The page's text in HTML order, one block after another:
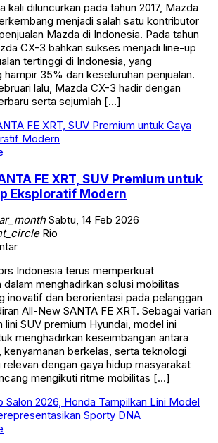
kali diluncurkan pada tahun 2017, Mazda
menjadi salah satu kontributor
Mazda di Indonesia. Pada tahun
CX-3 bahkan sukses menjadi line-up
tertinggi di Indonesia, yang
hampir 35% dari keseluruhan penjualan.
lalu, Mazda CX-3 hadir dengan
serta sejumlah […]
FE XRT, SUV Premium untuk
Eksploratif Modern
Sabtu, 14 Feb 2026
Rio
Indonesia terus memperkuat
menghadirkan solusi mobilitas
inovatif dan berorientasi pada pelanggan
All-New SANTA FE XRT. Sebagai varian
lini SUV premium Hyundai, model ini
menghadirkan keseimbangan antara
kenyamanan berkelas, serta teknologi
dengan gaya hidup masyarakat
mengikuti ritme mobilitas […]